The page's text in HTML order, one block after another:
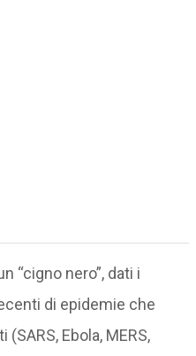
“cigno nero”, dati i
di epidemie che
Ebola, MERS,